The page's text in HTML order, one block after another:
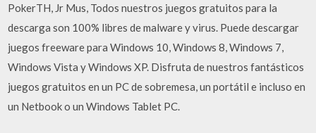
PokerTH, Jr Mus, Todos nuestros juegos gratuitos para la
descarga son 100% libres de malware y virus. Puede descargar
juegos freeware para Windows 10, Windows 8, Windows 7,
Windows Vista y Windows XP. Disfruta de nuestros fantásticos
juegos gratuitos en un PC de sobremesa, un portátil e incluso en
un Netbook o un Windows Tablet PC.